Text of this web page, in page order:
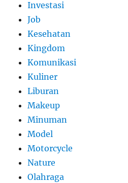
Investasi
Job
Kesehatan
Kingdom
Komunikasi
Kuliner
Liburan
Makeup
Minuman
Model
Motorcycle
Nature
Olahraga